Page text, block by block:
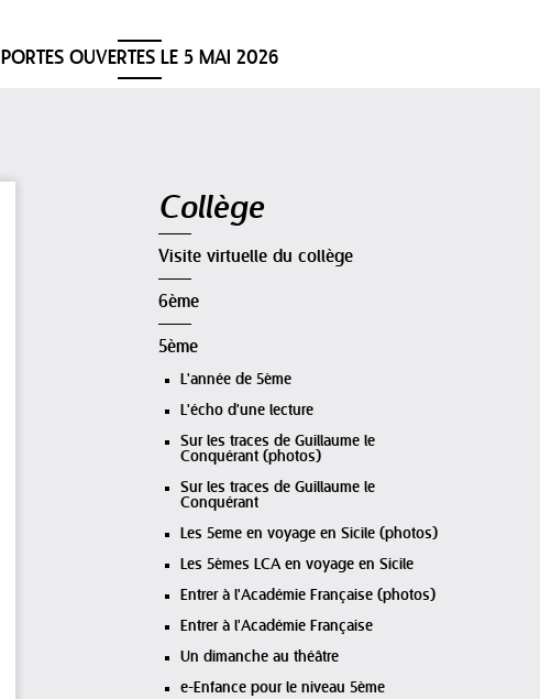
PORTES OUVERTES LE 5 MAI 2026
Collège
Visite virtuelle du collège
6ème
5ème
L'année de 5ème
L'écho d'une lecture
Sur les traces de Guillaume le
Conquérant (photos)
Sur les traces de Guillaume le
Conquérant
Les 5eme en voyage en Sicile (photos)
Les 5èmes LCA en voyage en Sicile
Entrer à l'Académie Française (photos)
Entrer à l'Académie Française
Un dimanche au théâtre
e-Enfance pour le niveau 5ème